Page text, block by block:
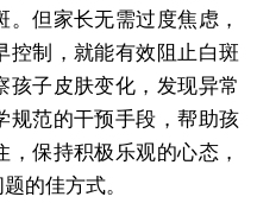
但家长无需过度焦虑，
控制，就能有效阻止白斑
孩子皮肤变化，发现异常
规范的干预手段，帮助孩
保持积极乐观的心态，
的佳方式。